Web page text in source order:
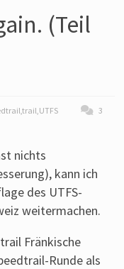
(Teil
,trail UTFS
3
nichts
kann ich
des UTFS-
weitermachen.
Fränkische
Runde als